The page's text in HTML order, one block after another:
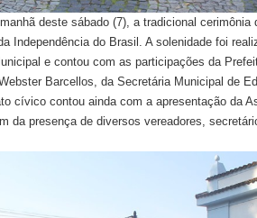
deste sábado (7), a tradicional cerimônia
Independência do Brasil. A solenidade foi
e contou com as participações da
Barcellos, da Secretária Municipal de
cívico contou ainda com a apresentação da
da presença de diversos vereadores,